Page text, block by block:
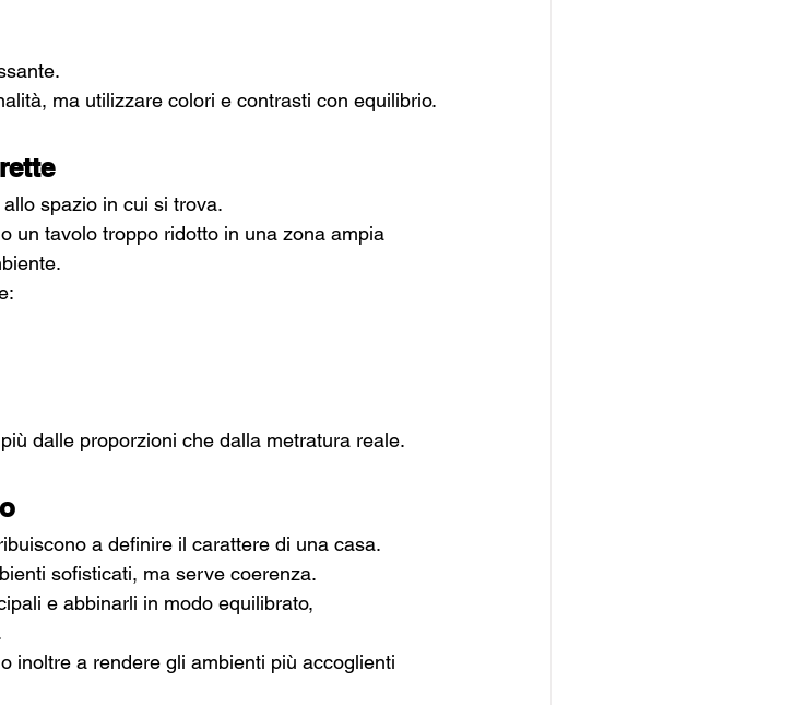
ma utilizzare colori e contrasti con equilibrio.
spazio in cui si trova.
un tavolo troppo ridotto in una zona ampia
dalle proporzioni che dalla metratura reale.
a definire il carattere di una casa.
sofisticati, ma serve coerenza.
e abbinarli in modo equilibrato,
inoltre a rendere gli ambienti più accoglienti